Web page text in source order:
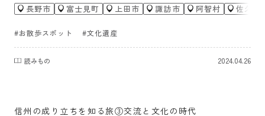
長野市 富士見町 上田市 諏訪市 阿智村 佐久市
#お散歩スポット #文化遺産
読みもの 2024.04.26
信州の成り立ちを知る旅③交流と文化の時代